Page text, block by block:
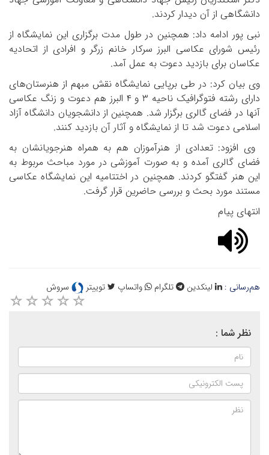
دانشگاهی از آن دیدار کردند.
نبی پور ادامه داد: همچنین در طول مدت برگزاری این نمایشگاه از
رئیس شورای عکاسی البرز سرکار خانم زرگر و افرادی از اتحادیه
عکاسان برای بازدید دعوت به عمل آمد.
وی بیان کرد: در طی برپایی نمایشگاه نقش مبهم از هنرستان‌های
دارای رشته فتوگرافیک ناحیه ۳و۴ البرز هم دعوت و زنگ عکاسی
آنها در فضای گالری برگزار شد. همچنین از دانشجویان دانشگاه آزاد
اسلامی دعوت شد تا از نمایشگاه و آثار آن بازدید کنند.
وی افزود: تعدادی از هنرآموزان هم به همراه هنرجویانشان به
فضای گالری آمده و به صورت آموزشی در مورد مباحث مربوط به
این هنر گفتگو کردند. همچنین در اختتامیه این نمایشگاه عکاسی
مستند مورد بحث و بررسی حاضرین قرار گرفت.
انتهای پیام
هم‌رسانی : لینکدین تلگرام واتساپ توییتر سروش
نظر شما :